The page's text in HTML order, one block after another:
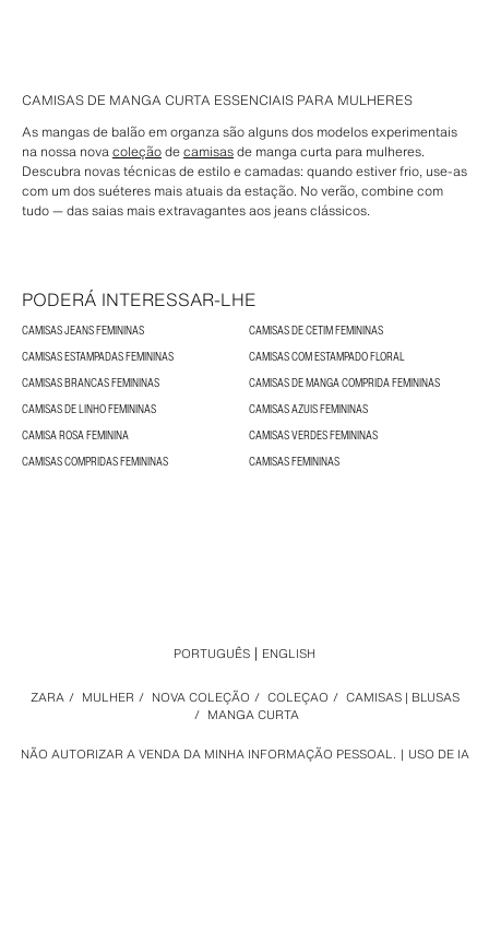
CAMISAS DE MANGA CURTA ESSENCIAIS PARA MULHERES
As mangas de balão em organza são alguns dos modelos experimentais
na nossa novacoleçãodecamisasde manga curta para mulheres.
Descubra novas técnicas de estilo e camadas: quando estiver frio, use-as
com um dos suéteres mais atuais da estação. No verão, combine com
tudo — das saias mais extravagantes aos jeans clássicos.
PODERÁ INTERESSAR-LHE
CAMISAS JEANS FEMININAS
CAMISAS DE CETIM FEMININAS
CAMISAS ESTAMPADAS FEMININAS
CAMISAS COM ESTAMPADO FLORAL
CAMISAS BRANCAS FEMININAS
CAMISAS DE MANGA COMPRIDA FEMININAS
CAMISAS DE LINHO FEMININAS
CAMISAS AZUIS FEMININAS
CAMISA ROSA FEMININA
CAMISAS VERDES FEMININAS
CAMISAS COMPRIDAS FEMININAS
CAMISAS FEMININAS
NÃO AUTORIZAR A VENDA DA MINHA INFORMAÇÃO PESSOAL. USO DE IA
ZARA / MULHER / NOVA COLEÇÃO / COLEÇAO / CAMISAS | BLUSAS
/ MANGA CURTA
PORTUGUÊS ENGLISH